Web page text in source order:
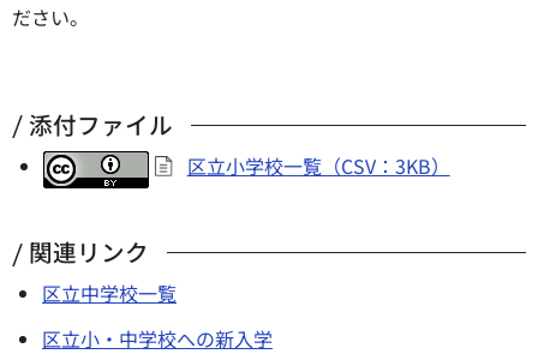
ださい。
添付ファイル
区立小学校一覧（CSV：3KB）
関連リンク
区立中学校一覧
区立小・中学校への新入学